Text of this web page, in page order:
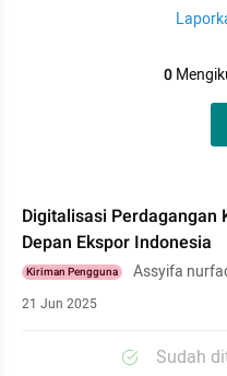
0
Digitalisasi Perdagangan
Depan Ekspor Indonesia
Kiriman Pengguna Assyifa
21 Jun 2025
Sudah